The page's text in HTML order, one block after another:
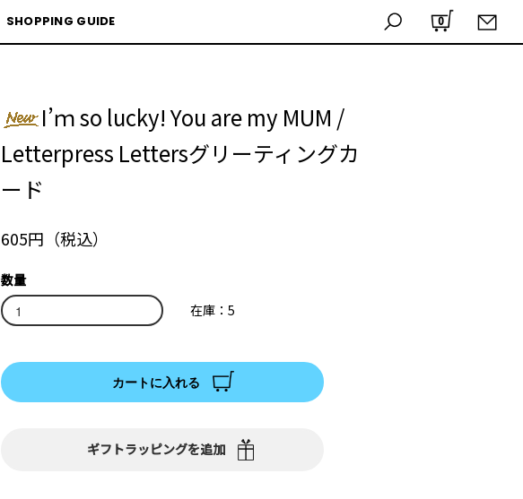
0
SHOPPING GUIDE
I’ｍ so lucky! You are my MUM /
Letterpress Lettersグリーティングカ
ード
605円（税込）
数量
在庫：5
カートに入れる
ギフトラッピングを追加